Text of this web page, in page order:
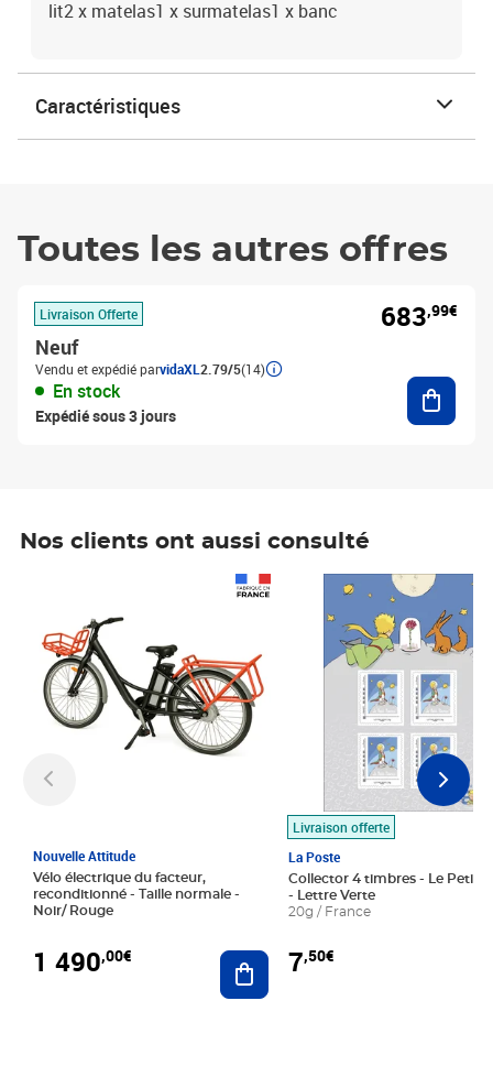
lit2 x matelas1 x surmatelas1 x banc
Caractéristiques
Toutes les autres offres
Livraison Offerte
Neuf
Vendu et expédié parvidaXL 2.79/5(14)
En stock
Expédié sous 3 jours
683,99€
Nos clients ont aussi consulté
Nouvelle Attitude
Vélo électrique du facteur,
reconditionné - Taille normale -
Noir/ Rouge
1 490,00€ Ajouter au panier
Livraison offerte
La Poste
Collector 4 timbres - Le Petit
- Lettre Verte
20g / France
7,50€
Prix 7,50€